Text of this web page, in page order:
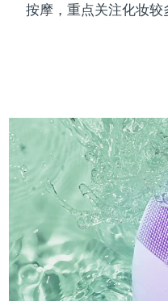
按摩，重点关注化妆较